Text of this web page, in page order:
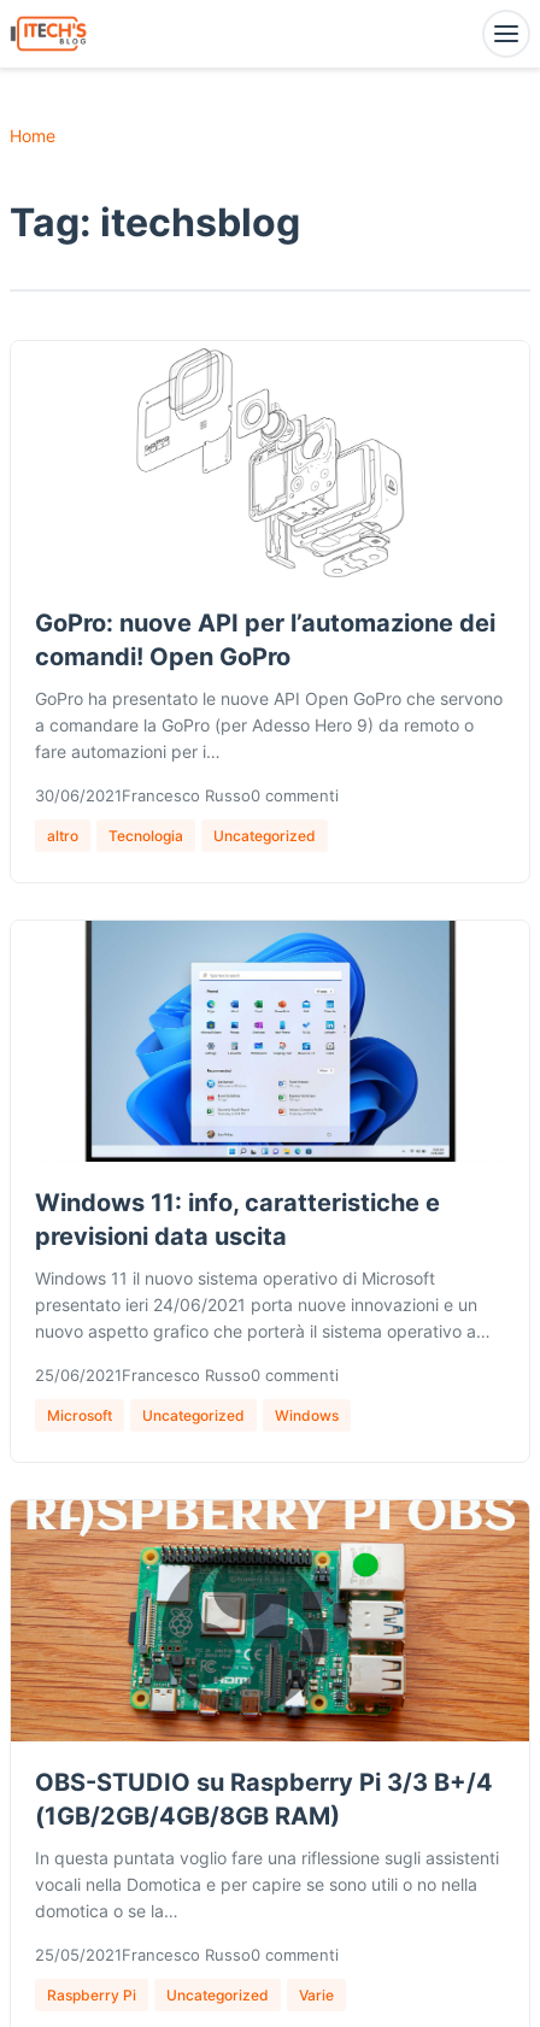
Home
Tag: itechsblog
GoPro: nuove API per l’automazione dei
comandi! Open GoPro
GoPro ha presentato le nuove API Open GoPro che servono
a comandare la GoPro (per Adesso Hero 9) da remoto o
fare automazioni per i…
30/06/2021Francesco Russo0 commenti
altro Tecnologia Uncategorized
Windows 11: info, caratteristiche e
previsioni data uscita
Windows 11 il nuovo sistema operativo di Microsoft
presentato ieri 24/06/2021 porta nuove innovazioni e un
nuovo aspetto grafico che porterà il sistema operativo a…
25/06/2021Francesco Russo0 commenti
Microsoft Uncategorized Windows
OBS-STUDIO su Raspberry Pi 3/3 B+/4
(1GB/2GB/4GB/8GB RAM)
In questa puntata voglio fare una riflessione sugli assistenti
vocali nella Domotica e per capire se sono utili o no nella
domotica o se la…
25/05/2021Francesco Russo0 commenti
Raspberry Pi Uncategorized Varie